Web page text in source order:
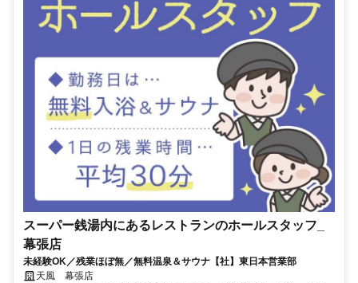
スーパー銭湯内にあるレストランのホールスタッフ_
幕張店
未経験OK／残業ほぼ無／無料温泉＆サウナ【社】東日本営業部
天風 幕張店